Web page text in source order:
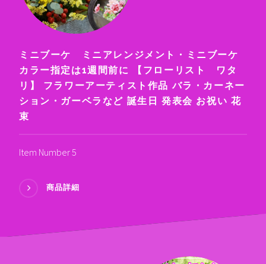
ミニブーケ ミニアレンジメント・ミニブーケ
カラー指定は1週間前に 【フローリスト ワタ
リ】 フラワーアーティスト作品 バラ・カーネー
ション・ガーベラなど 誕生日 発表会 お祝い 花
束
Item Number 5
商品詳細